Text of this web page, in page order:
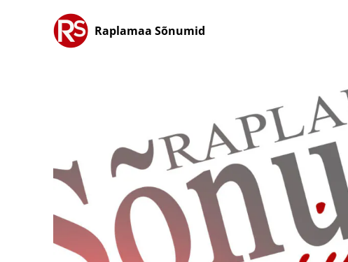
Raplamaa Sõnumid